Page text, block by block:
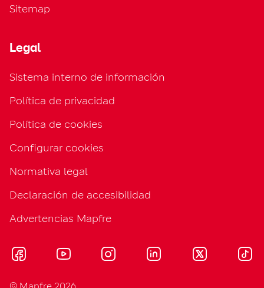
Sitemap
Legal
Sistema interno de información
Política de privacidad
Política de cookies
Configurar cookies
Normativa legal
Declaración de accesibilidad
Advertencias Mapfre